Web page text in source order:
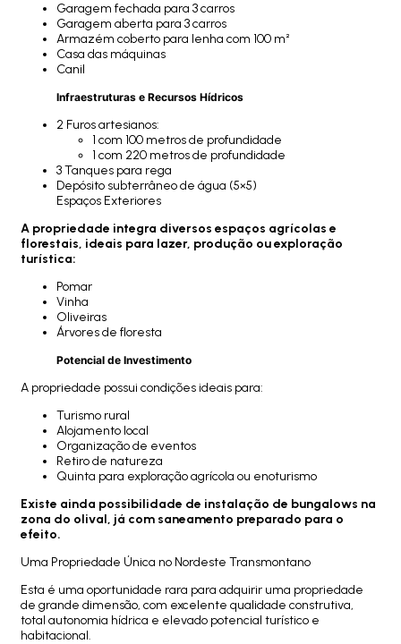
Garagem fechada para 3 carros
Garagem aberta para 3 carros
Armazém coberto para lenha com 100 m²
Casa das máquinas
Canil
Infraestruturas e Recursos Hídricos
2 Furos artesianos:
1 com 100 metros de profundidade
1 com 220 metros de profundidade
3 Tanques para rega
Depósito subterrâneo de água (5×5)
Espaços Exteriores
A propriedade integra diversos espaços agrícolas e
florestais, ideais para lazer, produção ou exploração
turística:
Pomar
Vinha
Oliveiras
Árvores de floresta
Potencial de Investimento
A propriedade possui condições ideais para:
Turismo rural
Alojamento local
Organização de eventos
Retiro de natureza
Quinta para exploração agrícola ou enoturismo
Existe ainda possibilidade de instalação de bungalows na
zona do olival, já com saneamento preparado para o
efeito.
Uma Propriedade Única no Nordeste Transmontano
Esta é uma oportunidade rara para adquirir uma propriedade
de grande dimensão, com excelente qualidade construtiva,
total autonomia hídrica e elevado potencial turístico e
habitacional.